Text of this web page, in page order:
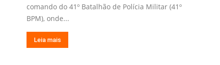
comando do 41º Batalhão de Polícia Militar (41º
BPM), onde...
Leia mais